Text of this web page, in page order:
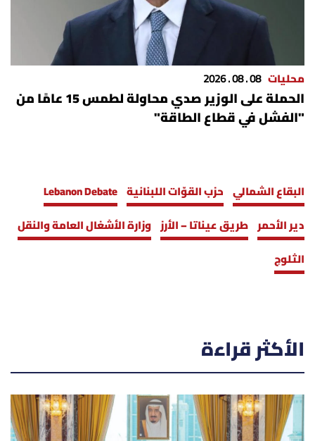
محليات 08 . 08 . 2026
الحملة على الوزير صدي محاولة لطمس 15 عامًا من
"الفشل في قطاع الطاقة"
البقاع الشمالي حزب القوّات اللبنانية Lebanon Debate
دير الأحمر طريق عيناتا – الأرز وزارة الأشغال العامة والنقل
الثلوج
الأكثر قراءة